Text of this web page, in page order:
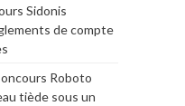
Sidonis
de compte
Roboto
tiède sous un